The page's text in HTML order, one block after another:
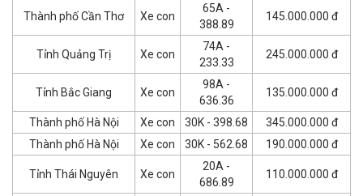
Thành phố Cần Thơ Xe con
65A -
388.89
145.000.000 đ
Tỉnh Quảng Trị Xe con
74A -
233.33
245.000.000 đ
Tỉnh Bắc Giang Xe con
98A -
636.36
135.000.000 đ
Thành phố Hà Nội Xe con 30K - 398.68
345.000.000 đ
Thành phố Hà Nội
Xe con 30K - 562.68 190.000.000 đ
Tỉnh Thái Nguyên Xe con
20A -
686.89
110.000.000 đ